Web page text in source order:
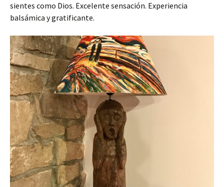
sientes como Dios. Excelente sensación. Experiencia
balsámica y gratificante.